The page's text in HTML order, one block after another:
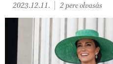
2023.12.11. 2 perc olvasás